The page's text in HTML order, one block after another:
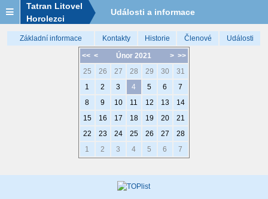
Tatran Litovel
Horolezci
Události a informace
Základní informace Kontakty Historie Členové Události
<< < > >>
Únor 2021
25
26 27 28 29 30
31
1
2 3 4 5 6
7
8
9 10 11 12 13
14
15
16 17 18 19 20
21
22
23 24 25 26 27
28
1
2 3 4 5 6 7